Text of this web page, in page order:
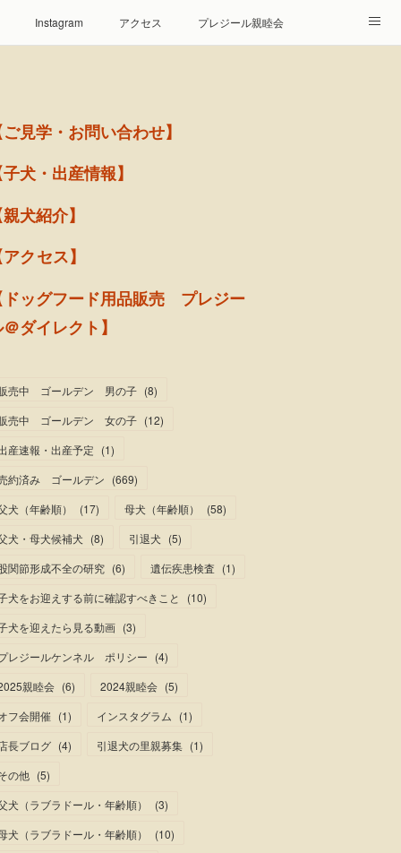
Instagram アクセス プレジール親睦会
見学・お問い合わせ】
犬・出産情報】
犬紹介】
クセス】
ドッグフード用品販売 プレジー
ダイレクト】
売中 ゴールデン 男の子 (8)
売中 ゴールデン 女の子 (12)
産速報・出産予定 (1)
約済み ゴールデン (669)
犬（年齢順）
(17) 母犬（年齢順） (58)
犬・母犬候補犬 (8) 引退犬 (5)
関節形成不全の研究 (6) 遺伝疾患検査 (1)
犬をお迎えする前に確認すべきこと
(10)
犬を迎えたら見る動画 (3)
レジールケンネル ポリシー (4)
親睦会 (6) 2024親睦会 (5)
フ会開催 (1) インスタグラム (1)
長ブログ (4) 引退犬の里親募集 (1)
の他 (5)
犬（ラブラドール・年齢順）
(3)
犬（ラブラドール・年齢順）
(10)